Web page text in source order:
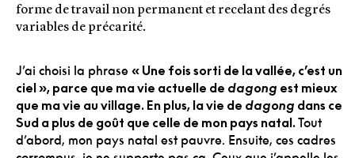
forme de travail non permanent et recelant des degrés
variables de précarité.
J’ai choisi la phrase « Une fois sorti de la vallée, c’est un
ciel », parce que ma vie actuelle de dagong est mieux
que ma vie au village. En plus, la vie de dagong dans ce
Sud a plus de goût que celle de mon pays natal.Tout
d’abord, mon pays natal est pauvre. Ensuite, ces cadres